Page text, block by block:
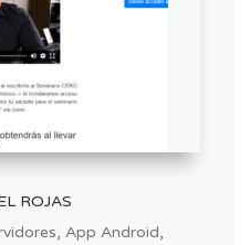
ROJAS
, App Android,